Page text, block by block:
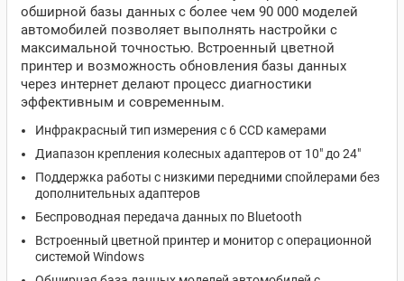
обширной базы данных с более чем 90 000 моделей
автомобилей позволяет выполнять настройки с
максимальной точностью. Встроенный цветной
принтер и возможность обновления базы данных
через интернет делают процесс диагностики
эффективным и современным.
Инфракрасный тип измерения с 6 CCD камерами
Диапазон крепления колесных адаптеров от 10" до 24"
Поддержка работы с низкими передними спойлерами без
дополнительных адаптеров
Беспроводная передача данных по Bluetooth
Встроенный цветной принтер и монитор с операционной
системой Windows